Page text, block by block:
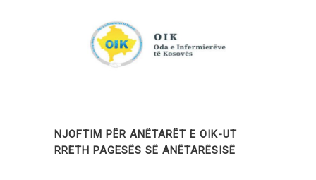
NJOFTIM PËR ANËTARËT E OIK-UT
RRETH PAGESËS SË ANËTARËSISË